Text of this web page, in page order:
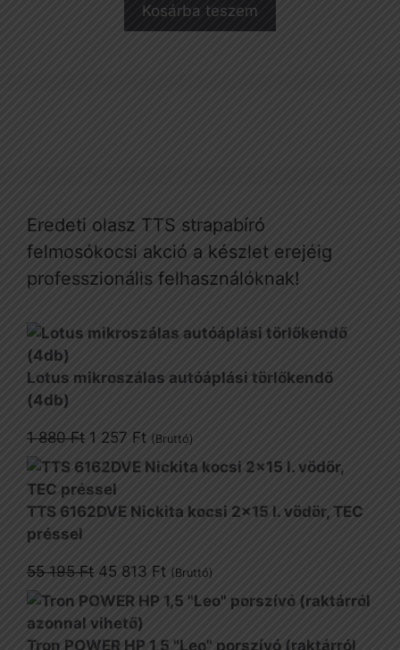
Kosárba teszem
Eredeti olasz TTS strapabíró
felmosókocsi akció a készlet erejéig
professzionális felhasználóknak!
Lotus mikroszálas autóáplási törlőkendő
(4db)
1 880Ft Original
price
was:
1
1 257 FtCurrent
price
(Bruttó)
TTS 6162DVE Nickita kocsi 2x15 l. vödör, TEC
préssel
55 195Ft Original
price
was:
55
45 813 Ft Current
price
is:
45
(Bruttó)
Tron POWER HP 1,5 "Leo" porszívó (raktárról